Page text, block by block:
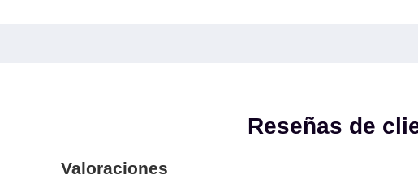
Reseñas de
Valoraciones